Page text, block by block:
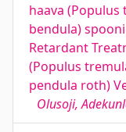
haava (Populus
bendula)
Retardant
(Populus
pendula roth)
Olusoji,